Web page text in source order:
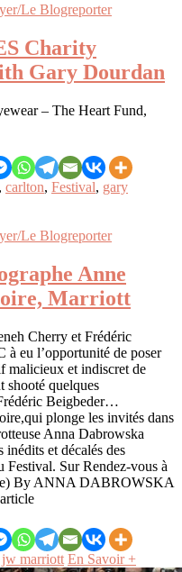
Le Blogreporter
Charity
Gary Dourdan
– The Heart Fund,
, carlton, Festival, gary
Le Blogreporter
Anne
Marriott
Cherry et Frédéric
eu l’opportunité de poser
malicieux et indiscret de
shooté quelques
Frédéric Beigbeder…
plonge les invités dans
Anna Dabrowska
inédits et décalés des
Festival. Sur Rendez-vous à
By ANNA DABROWSKA
jw marriott En Savoir +